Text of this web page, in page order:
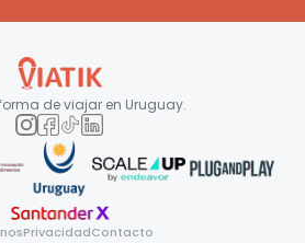
de viajar en Uruguay.
PrivacidadContacto